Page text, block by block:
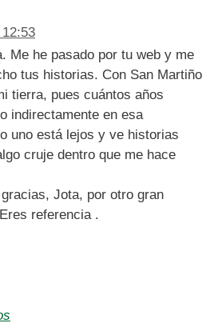
Me he pasado por tu web y me
tus historias. Con San Martiño
tierra, pues cuántos años
indirectamente en esa
uno está lejos y ve historias
cruje dentro que me hace
Jota, por otro gran
referencia .